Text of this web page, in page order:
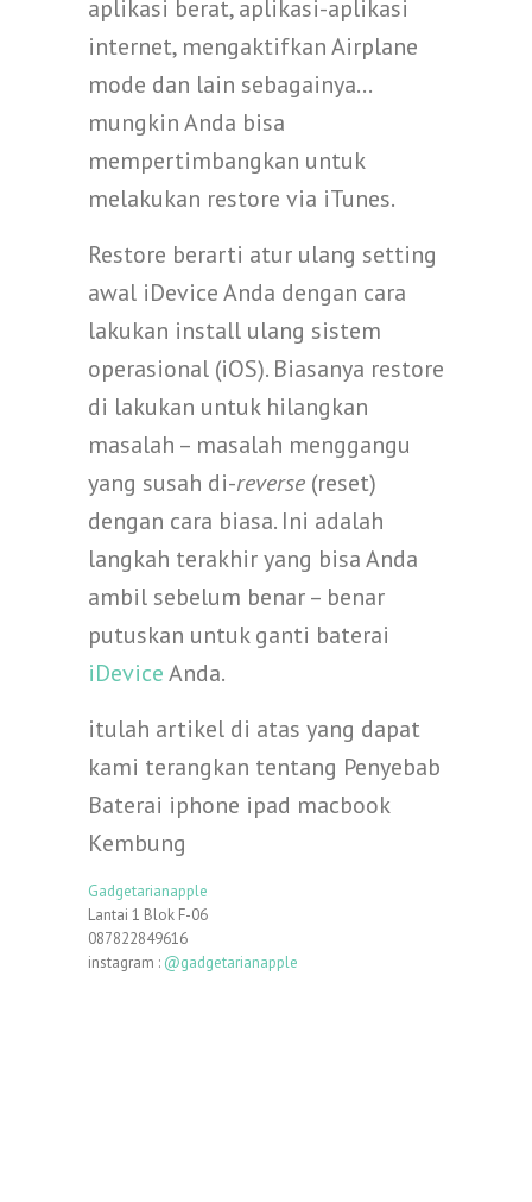
aplikasi berat, aplikasi-aplikasi
internet, mengaktifkan Airplane
mode dan lain sebagainya…
mungkin Anda bisa
mempertimbangkan untuk
melakukan restore via iTunes.
Restore berarti atur ulang setting
awal iDevice Anda dengan cara
lakukan install ulang sistem
operasional (iOS). Biasanya restore
di lakukan untuk hilangkan
masalah – masalah menggangu
yang susah di-reverse (reset)
dengan cara biasa. Ini adalah
langkah terakhir yang bisa Anda
ambil sebelum benar – benar
putuskan untuk ganti baterai
iDeviceAnda.
itulah artikel di atas yang dapat
kami terangkan tentang Penyebab
Baterai iphone ipad macbook
Kembung
Gadgetarianapple
Lantai 1 Blok F-06
087822849616
instagram : @gadgetarianapple